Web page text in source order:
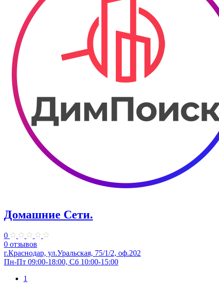
Домашние Сети.
0
0 отзывов
г.Краснодар, ул.Уральская, 75/1/2, оф.202
Пн-Пт 09:00-18:00, Сб 10:00-15:00
1